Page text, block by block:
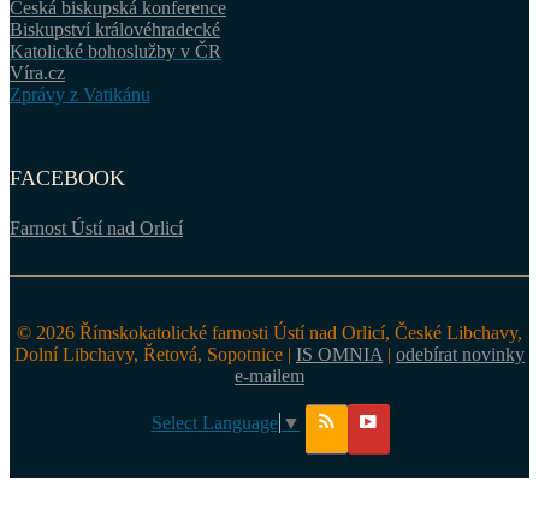
Česká biskupská konference
Biskupství královéhradecké
Katolické bohoslužby v ČR
Víra.cz
Zprávy z Vatikánu
FACEBOOK
Farnost Ústí nad Orlicí
© 2026 Římskokatolické farnosti Ústí nad Orlicí, České Libchavy,
Dolní Libchavy, Řetová, Sopotnice | IS OMNIA | odebírat novinky
e-mailem
Select Language ▼